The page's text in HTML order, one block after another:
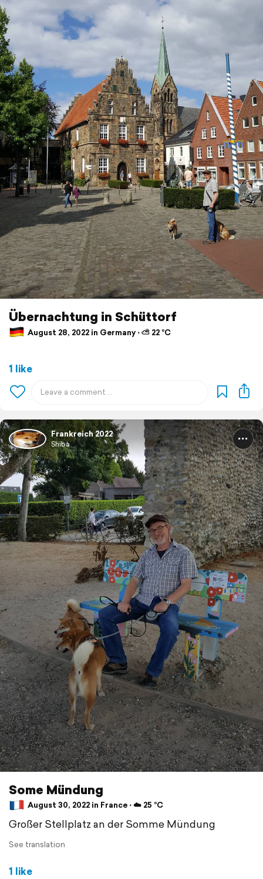
Übernachtung in Schüttorf
August 28, 2022 in Germany ⋅ ⛅ 22 °C
1 like
Frankreich 2022
Shiba
Some Mündung
August 30, 2022 in France ⋅ ☁️ 25 °C
Großer Stellplatz an der Somme Mündung
See translation
1 like